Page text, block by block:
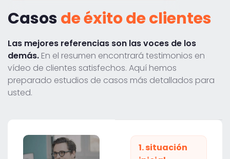
Casosde éxito de clientes
Las mejores referencias son las voces de los
demás. En el resumen encontrará testimonios en
vídeo de clientes satisfechos. Aquí hemos
preparado estudios de casos más detallados para
usted.
1. situación